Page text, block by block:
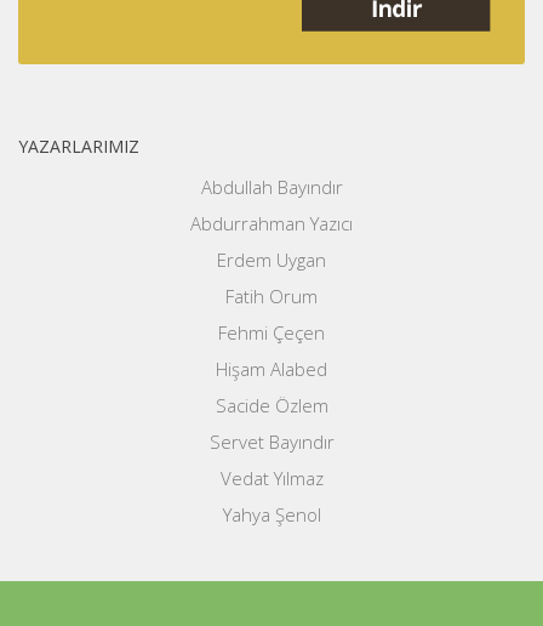
YAZARLARIMIZ
Abdullah Bayındır
Abdurrahman Yazıcı
Erdem Uygan
Fatih Orum
Fehmi Çeçen
Hişam Alabed
Sacide Özlem
Servet Bayındır
Vedat Yılmaz
Yahya Şenol